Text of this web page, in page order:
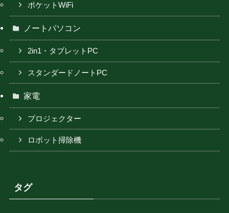
ポケットWiFi
ノートパソコン
2in1・タブレットPC
スタンダードノートPC
家電
プロジェクター
ロボット掃除機
タグ